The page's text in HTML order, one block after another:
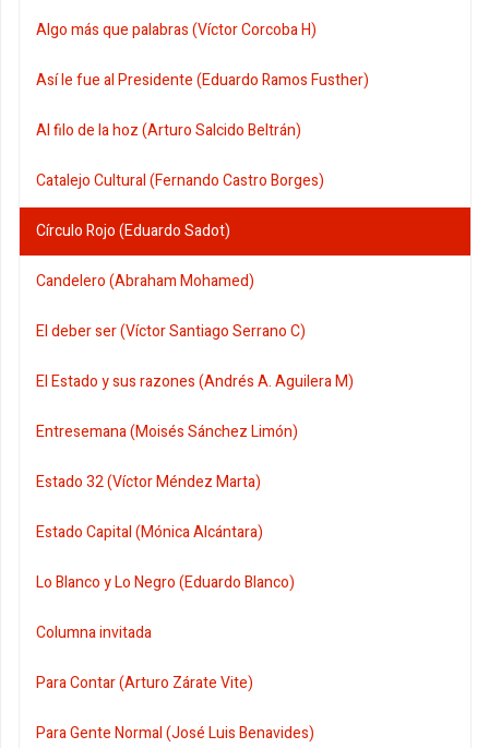
Algo más que palabras (Víctor Corcoba H)
Así le fue al Presidente (Eduardo Ramos Fusther)
Al filo de la hoz (Arturo Salcido Beltrán)
Catalejo Cultural (Fernando Castro Borges)
Círculo Rojo (Eduardo Sadot)
Candelero (Abraham Mohamed)
El deber ser (Víctor Santiago Serrano C)
El Estado y sus razones (Andrés A. Aguilera M)
Entresemana (Moisés Sánchez Limón)
Estado 32 (Víctor Méndez Marta)
Estado Capital (Mónica Alcántara)
Lo Blanco y Lo Negro (Eduardo Blanco)
Columna invitada
Para Contar (Arturo Zárate Vite)
Para Gente Normal (José Luis Benavides)